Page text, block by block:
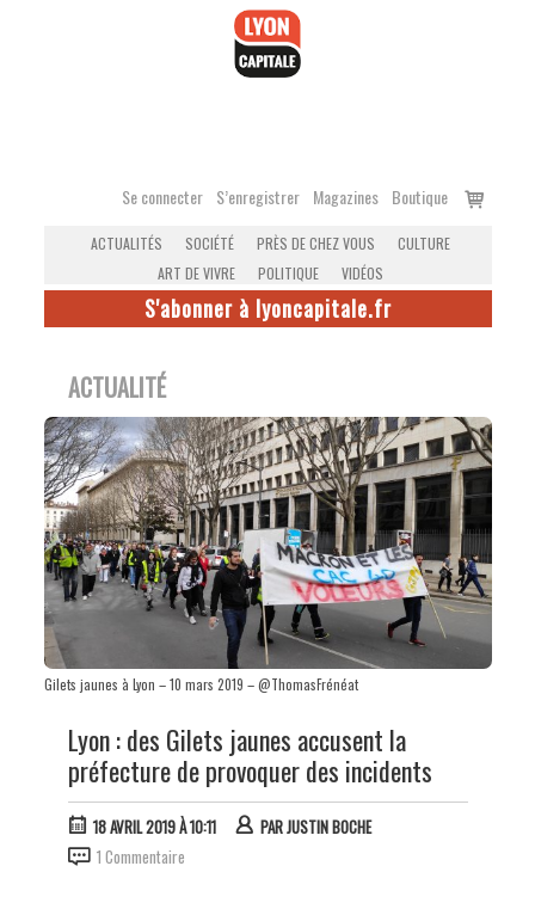
Se connecter S’enregistrer Magazines Boutique
Voir
ACTUALITÉS SOCIÉTÉ PRÈS DE CHEZ VOUS
CULTURE
ART DE VIVRE
POLITIQUE VIDÉOS
S'abonner à lyoncapitale.fr
ACTUALITÉ
Gilets jaunes à Lyon – 10 mars 2019 – @ThomasFrénéat
Lyon : des Gilets jaunes accusent la
préfecture de provoquer des incidents
18 AVRIL 2019 À 10:11 PARJUSTIN BOCHE
1 Commentaire